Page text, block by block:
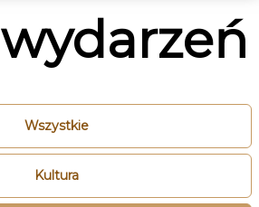
wydarzeń
Wszystkie
Kultura